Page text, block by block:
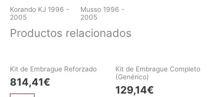
Korando KJ 1996 -
2005
Musso 1996 -
2005
Productos relacionados
Kit de Embrague Reforzado
814,41€
Kit de Embrague Completo
(Genérico)
129,14€